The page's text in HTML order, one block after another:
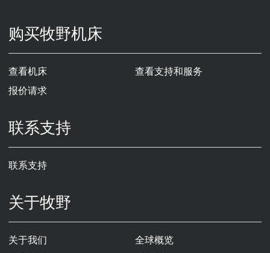
购买牧野机床
查看机床
查看支持和服务
报价请求
联系支持
联系支持
关于牧野
关于我们
全球概览